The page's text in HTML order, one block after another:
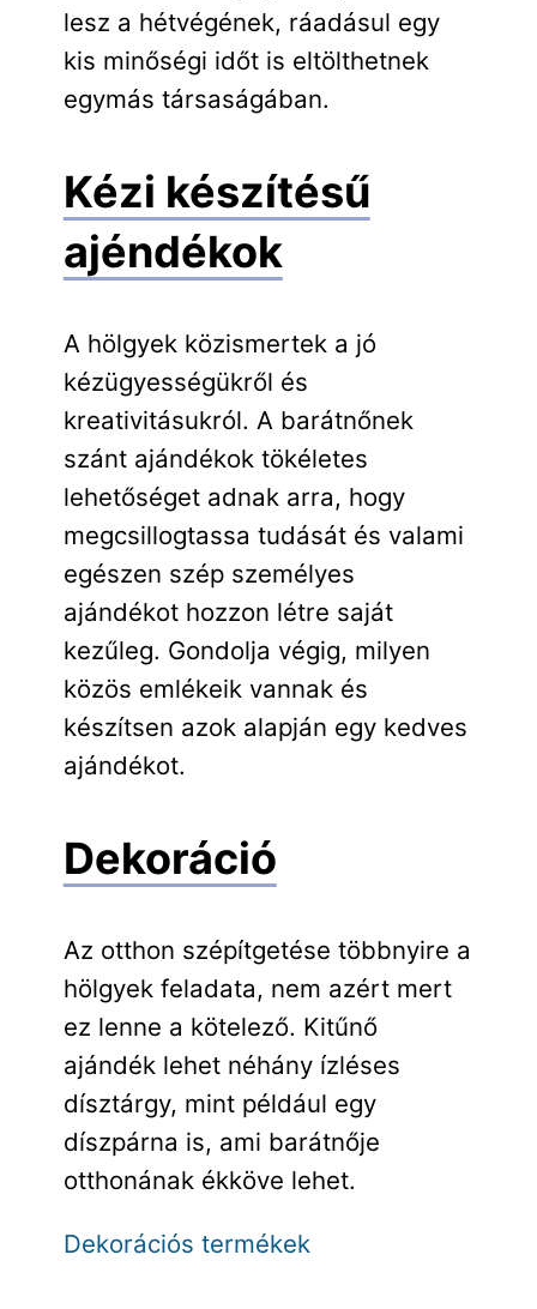
lesz a hétvégének, ráadásul egy
kis minőségi időt is eltölthetnek
egymás társaságában.
Kézi készítésű
ajéndékok
A hölgyek közismertek a jó
kézügyességükről és
kreativitásukról. A barátnőnek
szánt ajándékok tökéletes
lehetőséget adnak arra, hogy
megcsillogtassa tudását és valami
egészen szép személyes
ajándékot hozzon létre saját
kezűleg. Gondolja végig, milyen
közös emlékeik vannak és
készítsen azok alapján egy kedves
ajándékot.
Dekoráció
Az otthon szépítgetése többnyire a
hölgyek feladata, nem azért mert
ez lenne a kötelező. Kitűnő
ajándék lehet néhány ízléses
dísztárgy, mint például egy
díszpárna is, ami barátnője
otthonának ékköve lehet.
Dekorációs termékek